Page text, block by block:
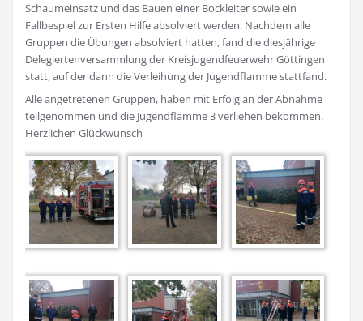
Schaumeinsatz und das Bauen einer Bockleiter sowie ein
Fallbespiel zur Ersten Hilfe absolviert werden. Nachdem alle
Gruppen die Übungen absolviert hatten, fand die diesjährige
Delegiertenversammlung der Kreisjugendfeuerwehr Göttingen
statt, auf der dann die Verleihung der Jugendflamme stattfand.
Alle angetretenen Gruppen, haben mit Erfolg an der Abnahme
teilgenommen und die Jugendflamme 3 verliehen bekommen.
Herzlichen Glückwunsch